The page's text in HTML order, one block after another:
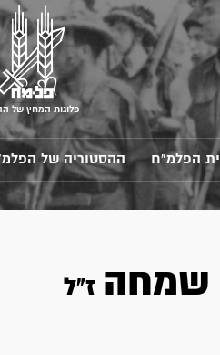
פלוגות המחץ של
הפלמ"ח ההסטוריה של
שמחה ז"ל